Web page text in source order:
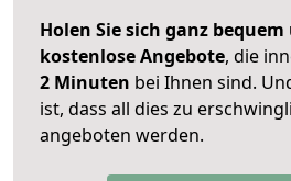
Holen Sie sich ganz
kostenlose Angebote, die
2 Minuten bei Ihnen sind.
ist, dass all dies zu
angeboten werden.